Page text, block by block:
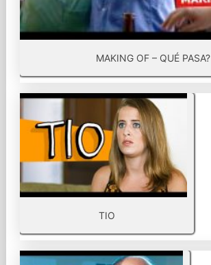
MAKING OF – QUÉ PASA?
TIO